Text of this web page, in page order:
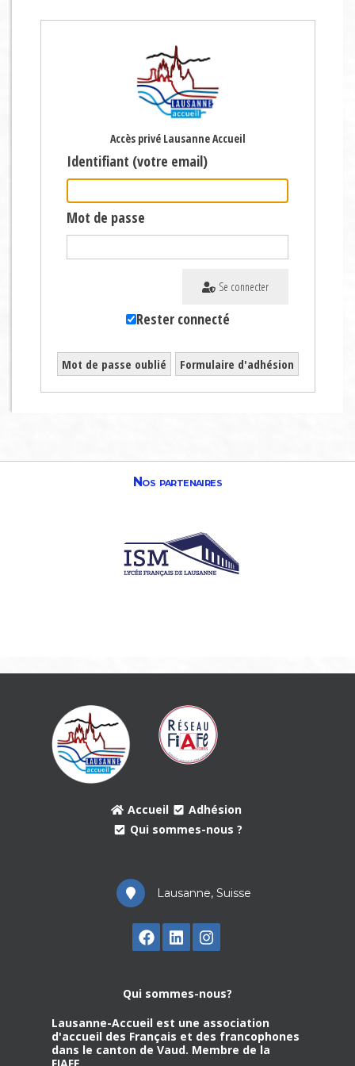
Accès privé Lausanne Accueil
Identifiant (votre email)
Mot de passe
Se connecter
Rester connecté
Mot de passe oublié Formulaire d'adhésion
Nos partenaires
Accueil
Adhésion
Qui sommes-nous ?
Lausanne, Suisse
Qui sommes-nous?
Lausanne-Accueil est une association
d'accueil des Français et des francophones
dans le canton de Vaud. Membre de la